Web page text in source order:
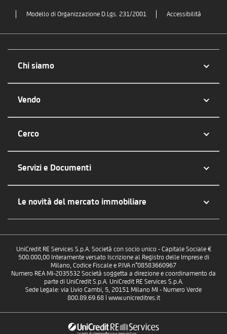
Modello di Organizzazione D.Lgs. 231/2001 Accessibilità
Chi siamo
Vendo
Cerco
Servizi e Documenti
Le novità del mercato immobiliare
UniCredit RE Services S.p.A. Società con socio unico - Capitale Sociale €
500.000,00 Interamente versato Iscrizione al Registro delle Imprese di
Milano, Codice Fiscale e P.IVA n°08583660967
Numero REA MI-2035532 Società soggetta a direzione e coordinamento da
parte di UniCredit S.p.A. UniCredit RE Services S.p.A.
Sede Legale: via Livio Cambi, 5, 20151 Milano MI - Numero Verde
800.89.69.68 | www.unicreditres.it